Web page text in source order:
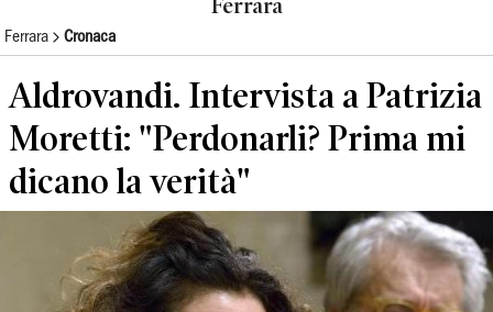
Ferrara
Ferrara Cronaca
Aldrovandi. Intervista a Patrizia
Moretti: "Perdonarli? Prima mi
dicano la verità"